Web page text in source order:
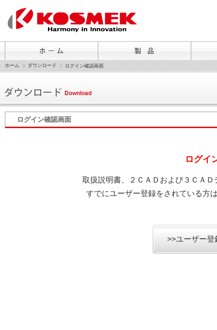
ホーム ダウンロード ログイン確認画面
ログイン確認画面
ログイ
取扱説明書、２ＣＡＤおよび３ＣＡ
すでにユーザー登録をされている方
>>ユーザー